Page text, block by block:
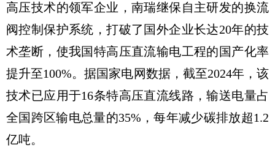
高压技术的领军企业，南瑞继保自主研发的换流
阀控制保护系统，打破了国外企业长达20年的技
术垄断，使我国特高压直流输电工程的国产化率
提升至100%。据国家电网数据，截至2024年，该
技术已应用于16条特高压直流线路，输送电量占
全国跨区输电总量的35%，每年减少碳排放超1.2
亿吨。